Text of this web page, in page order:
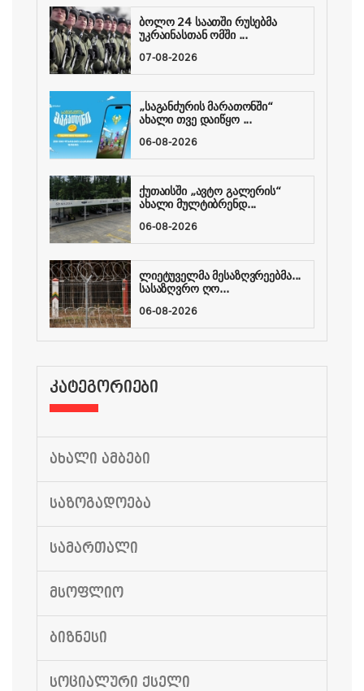
ბოლო 24 საათში რუსებმა
უკრაინასთან ომში ...
07-08-2026
„საგანძურის მარათონში“
ახალი თვე დაიწყო ...
06-08-2026
ქუთაისში „ავტო გალერის“
ახალი მულტიბრენდ...
06-08-2026
ლიეტუველმა მესაზღვრეებმა...
სასაზღვრო ღო...
06-08-2026
ᲙᲐᲢᲔᲒᲝᲠᲘᲔᲑᲘ
ᲐᲮᲐᲚᲘ ᲐᲛᲑᲔᲑᲘ
ᲡᲐᲖᲝᲒᲐᲓᲝᲔᲑᲐ
ᲡᲐᲛᲐᲠᲗᲐᲚᲘ
ᲛᲡᲝᲤᲚᲘᲝ
ᲑᲘᲖᲜᲔᲡᲘ
ᲡᲝᲪᲘᲐᲚᲣᲠᲘ ᲥᲡᲔᲚᲘ